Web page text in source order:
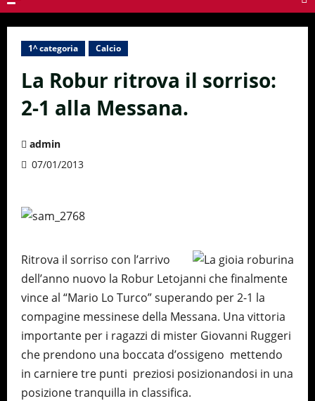
1^ categoria Calcio
La Robur ritrova il sorriso:
2-1 alla Messana.
admin
07/01/2013
Ritrova il sorriso con l’arrivo
dell’anno nuovo la Robur Letojanni che finalmente
vince al “Mario Lo Turco” superando per 2-1 la
compagine messinese della Messana. Una vittoria
importante per i ragazzi di mister Giovanni Ruggeri
che prendono una boccata d’ossigeno mettendo
in carniere tre punti preziosi posizionandosi in una
posizione tranquilla in classifica.